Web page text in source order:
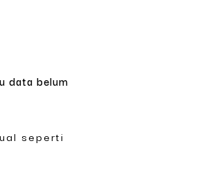
data belum
seperti